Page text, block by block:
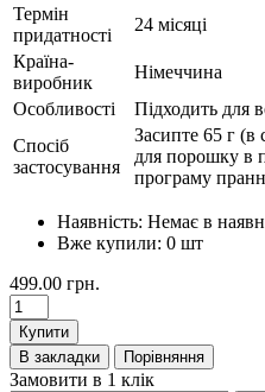
Термін
придатності
24 місяці
Країна-
виробник
Німеччина
Особливості
Підходить для
Спосіб
застосування
Засипте 65 г (в
для порошку в
програму
Наявність: Немає в
Вже купили: 0 шт
499.00 грн.
Купити
В закладки
Порівняння
Замовити в 1 клік